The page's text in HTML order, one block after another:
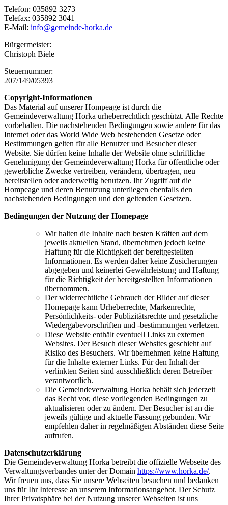
Telefon: 035892 3273
Telefax: 035892 3041
E-Mail: info@gemeinde-horka.de
Bürgermeister:
Christoph Biele
Steuernummer:
207/149/05393
Copyright-Informationen
Das Material auf unserer Hompeage ist durch die
Gemeindeverwaltung Horka urheberrechtlich geschützt. Alle Rechte
vorbehalten. Die nachstehenden Bedingungen sowie andere für das
Internet oder das World Wide Web bestehenden Gesetze oder
Bestimmungen gelten für alle Benutzer und Besucher dieser
Website. Sie dürfen keine Inhalte der Website ohne schriftliche
Genehmigung der Gemeindeverwaltung Horka für öffentliche oder
gewerbliche Zwecke vertreiben, verändern, übertragen, neu
bereitstellen oder anderweitig benutzen. Ihr Zugriff auf die
Hompeage und deren Benutzung unterliegen ebenfalls den
nachstehenden Bedingungen und den geltenden Gesetzen.
Bedingungen der Nutzung der Homepage
Wir halten die Inhalte nach besten Kräften auf dem
jeweils aktuellen Stand, übernehmen jedoch keine
Haftung für die Richtigkeit der bereitgestellten
Informationen. Es werden daher keine Zusicherungen
abgegeben und keinerlei Gewährleistung und Haftung
für die Richtigkeit der bereitgestellten Informationen
übernommen.
Der widerrechtliche Gebrauch der Bilder auf dieser
Homepage kann Urheberrechte, Markenrechte,
Persönlichkeits- oder Publizitätsrechte und gesetzliche
Wiedergabevorschriften und -bestimmungen verletzen.
Diese Website enthält eventuell Links zu externen
Websites. Der Besuch dieser Websites geschieht auf
Risiko des Besuchers. Wir übernehmen keine Haftung
für die Inhalte externer Links. Für den Inhalt der
verlinkten Seiten sind ausschließlich deren Betreiber
verantwortlich.
Die Gemeindeverwaltung Horka behält sich jederzeit
das Recht vor, diese vorliegenden Bedingungen zu
aktualisieren oder zu ändern. Der Besucher ist an die
jeweils gültige und aktuelle Fassung gebunden. Wir
empfehlen daher in regelmäßigen Abständen diese Seite
aufrufen.
Datenschutzerklärung
Die Gemeindeverwaltung Horka betreibt die offizielle Webseite des
Verwaltungsverbandes unter der Domain https://www.horka.de/.
Wir freuen uns, dass Sie unsere Webseiten besuchen und bedanken
uns für Ihr Interesse an unserem Informationsangebot. Der Schutz
Ihrer Privatsphäre bei der Nutzung unserer Webseiten ist uns